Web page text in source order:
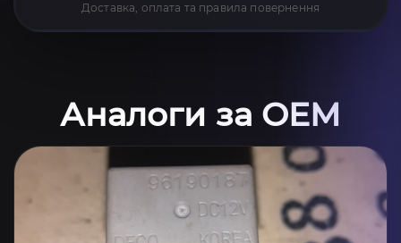
Доставка, оплата та правила повернення
Аналоги за OEM